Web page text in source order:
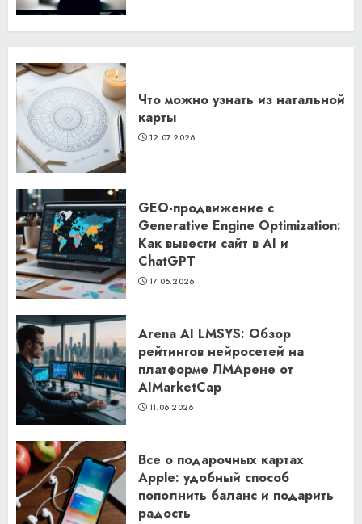
Что можно узнать из натальной
карты
12.07.2026
GEO-продвижение с
Generative Engine Optimization:
Как вывести сайт в AI и
ChatGPT
17.06.2026
Arena AI LMSYS: Обзор
рейтингов нейросетей на
платформе ЛМАрене от
AIMarketCap
11.06.2026
Все о подарочных картах
Apple: удобный способ
пополнить баланс и подарить
радость